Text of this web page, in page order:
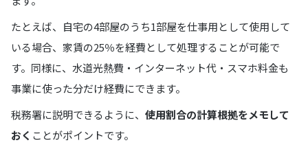
たとえば、自宅の4部屋のうち1部屋を仕事用として使用して
いる場合、家賃の25％を経費として処理することが可能で
す。同様に、水道光熱費・インターネット代・スマホ料金も
事業に使った分だけ経費にできます。
税務署に説明できるように、 使用割合の計算根拠をメモして
おく ことがポイントです。